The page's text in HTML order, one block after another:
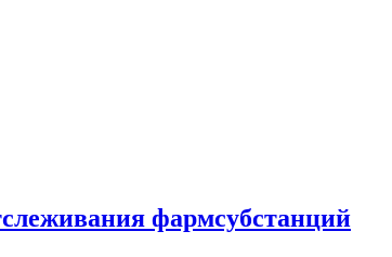
фармсубстанций